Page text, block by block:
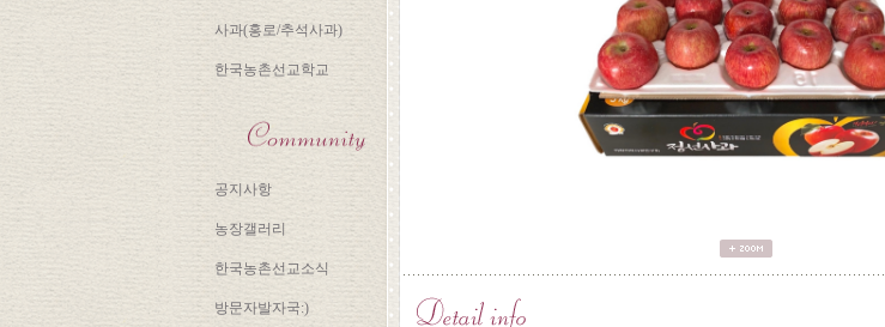
사과(홍로/추석사과)
한국농촌선교학교
공지사항
농장갤러리
한국농촌선교소식
방문자발자국:)